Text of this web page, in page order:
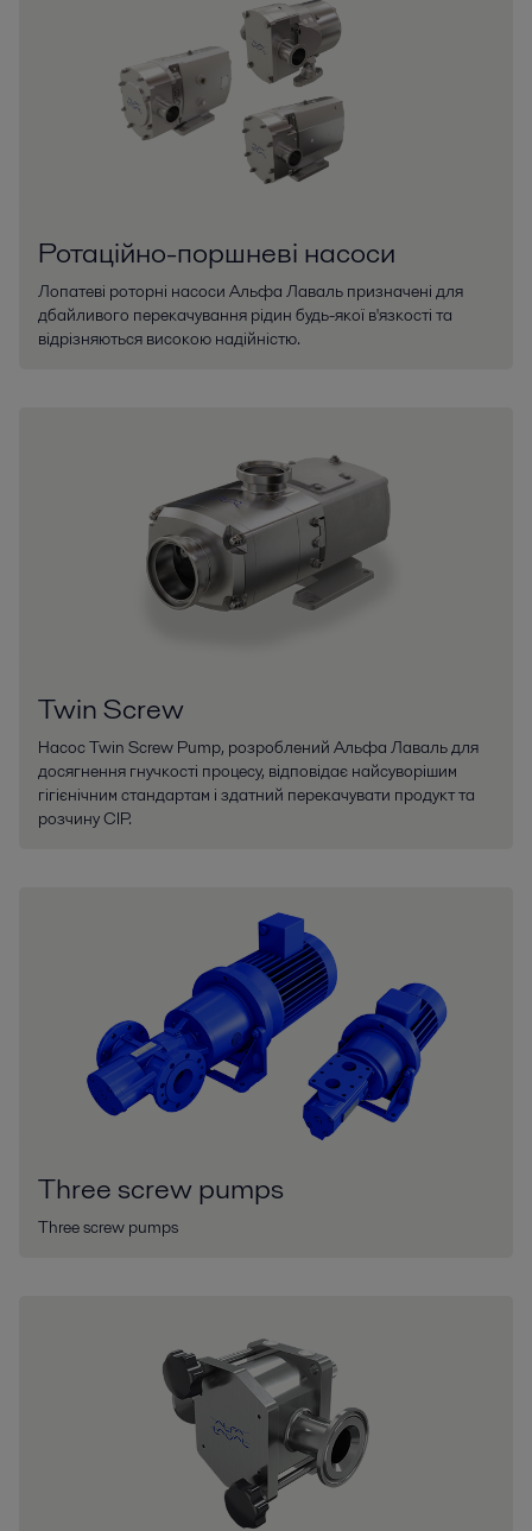
Ротаційно-поршневі насоси
Лопатеві роторні насоси Альфа Лаваль призначені для
дбайливого перекачування рідин будь-якої в'язкості та
відрізняються високою надійністю.
Twin Screw
Насос Twin Screw Pump, розроблений Альфа Лаваль для
досягнення гнучкості процесу, відповідає найсуворішим
гігієнічним стандартам і здатний перекачувати продукт та
розчину CIP.
Three screw pumps
Three screw pumps